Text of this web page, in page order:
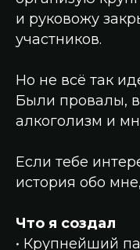
и руковожу
участников.
Но не всё так
Были провалы,
алкоголизм и
Если тебе
история обо
Что я создал
• Крупнейший